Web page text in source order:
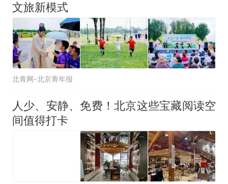
试前13名均遭淘汰？教育局：
已叫停招聘，成立调查组全面
核查
“不建议大家买深色蛋糕”上热
搜，网友：天塌了！
南航一航班疑向乘客发放西梅
人只有2个厕所；客服回应：并
非每架飞机都会发放西梅汁
因老师一句“跟我回家”改写了
文旅新模式
北青网-北京青年报
人少、安静、免费！北京这些宝藏阅读空
间值得打卡